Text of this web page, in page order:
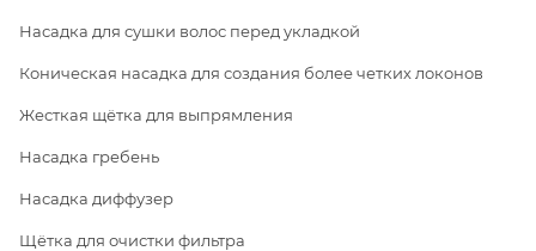
Насадка для сушки волос перед укладкой
Коническая насадка для создания более четких локонов
Жесткая щётка для выпрямления
Насадка гребень
Насадка диффузер
Щётка для очистки фильтра